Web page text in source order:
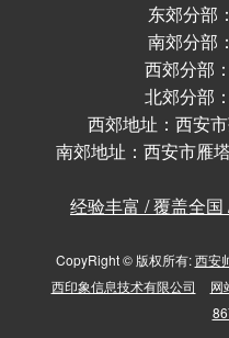
东郊分部
南郊分部
西郊分部
北郊分部
西郊地址：西安
南郊地址：西安市雁
经验丰富 / 覆盖全
CopyRight © 版权所有:西安
西印象信息技术有限公司
网